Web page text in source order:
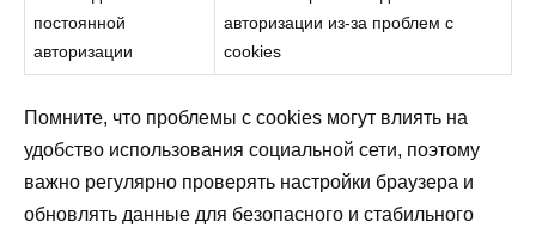
постоянной
авторизации
авторизации из-за проблем с
cookies
Помните, что проблемы с cookies могут влиять на
удобство использования социальной сети, поэтому
важно регулярно проверять настройки браузера и
обновлять данные для безопасного и стабильного